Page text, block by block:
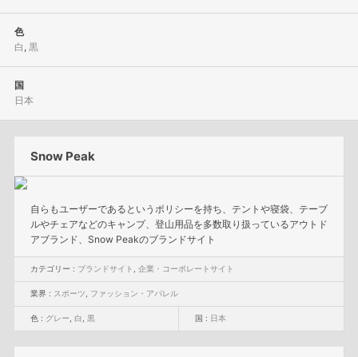
色
白 黒
国
日本
Snow Peak
自らもユーザーであるというポリシーを持ち、テントや寝袋、テーブ
ルやチェアなどのキャンプ、登山用品を多数取り扱っているアウトド
アブランド、Snow Peakのブランドサイト
カテゴリー : ブランドサイト 企業・コーポレートサイト
業界 : スポーツ ファッション・アパレル
色 : グレー 白 黒 国 : 日本